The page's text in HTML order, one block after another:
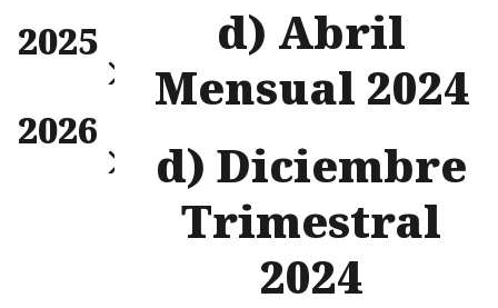
Trimestral
Anual
2025
Trimestral
Anual
2026
d) Abril
Mensual 2024
d) Diciembre
Trimestral
2024